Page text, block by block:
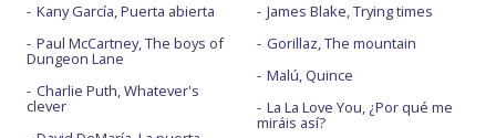
Kany García, Puerta abierta
Paul McCartney, The boys of
Dungeon Lane
Charlie Puth, Whatever's
clever
James Blake, Trying times
Gorillaz, The mountain
Malú, Quince
La La Love You, ¿Por qué me
miráis así?